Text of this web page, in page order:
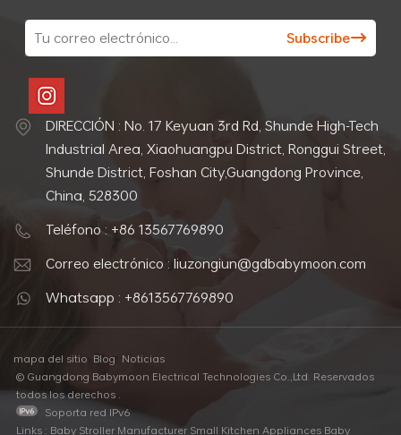
DIRECCIÓN : No. 17 Keyuan 3rd Rd, Shunde High-Tech
Industrial Area, Xiaohuangpu District, Ronggui Street,
Shunde District, Foshan City,Guangdong Province,
China, 528300
Teléfono : +86 13567769890
Correo electrónico : liuzongiun@gdbabymoon.com
Whatsapp : +8613567769890
mapa del sitio Blog Noticias
© Guangdong Babymoon Electrical Technologies Co.,Ltd. Reservados
todos los derechos .
Soporta red IPv6
Links : Baby Stroller Manufacturer Small Kitchen Appliances Baby